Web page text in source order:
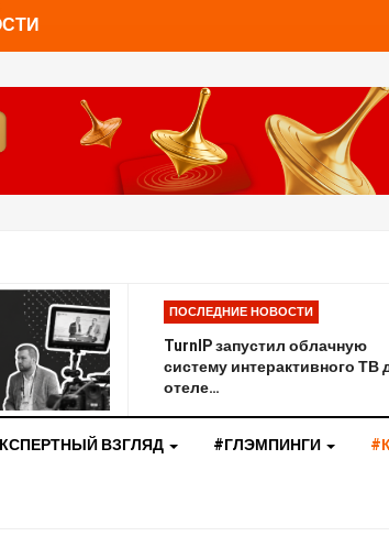
ПОСЛЕДНИЕ НОВОСТИ
TurnIP запустил облачную
систему интерактивного ТВ
отеле…
ВЗГЛЯД #ГЛЭМПИНГИ